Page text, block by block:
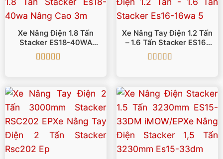
Xe Nâng Điện 1.8 Tấn
Stacker ES18-40WA
Nâng Cao 3m
Xe Nâng Tay Điện 1.2 Tấn
– 1.6 Tấn Stacker ES16-
16WA